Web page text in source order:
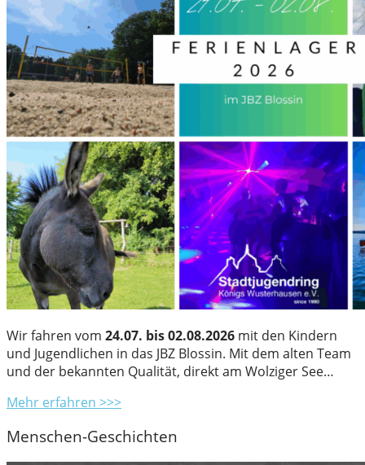
Wir fahren vom 24.07. bis 02.08.2026 mit den Kindern
und Jugendlichen in das JBZ Blossin. Mit dem alten Team
und der bekannten Qualität, direkt am Wolziger See…
Mehr erfahren >>>
Menschen-Geschichten